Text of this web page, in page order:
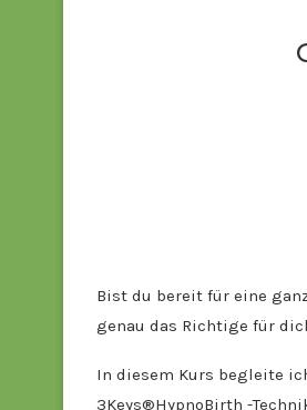
Bist du bereit für eine
genau das Richtige für
In diesem Kurs begleite
3Keys®HypnoBirth -